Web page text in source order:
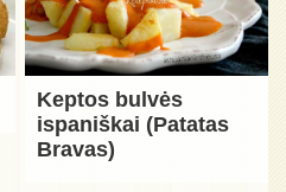
Keptos bulvės
ispaniškai (Patatas
Bravas)